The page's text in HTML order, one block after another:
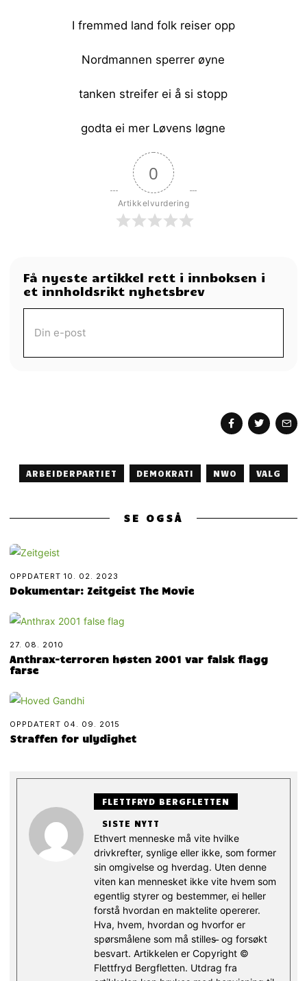
I fremmed land folk reiser opp
Nordmannen sperrer øyne
tanken streifer ei å si stopp
godta ei mer Løvens løgne
0
Artikkelvurdering
Få nyeste artikkel rett i innboksen i
et innholdsrikt nyhetsbrev
ARBEIDERPARTIET DEMOKRATI NWO VALG
SE OGSÅ
OPPDATERT10. 02. 2023
Dokumentar: Zeitgeist The Movie
27. 08. 2010
Anthrax-terroren høsten 2001 var falsk flagg
farse
OPPDATERT 04. 09. 2015
Straffen for ulydighet
FLETTFRYD BERGFLETTEN
SISTE NYTT
Ethvert menneske må vite hvilke
drivkrefter, synlige eller ikke, som former
sin omgivelse og hverdag. Uten denne
viten kan mennesket ikke vite hvem som
egentlig styrer og bestemmer, ei heller
forstå hvordan en maktelite opererer.
Hva, hvem, hvordan og hvorfor er
spørsmålene som må stilles ̶ og forsøkt
besvart. Artikkelen er Copyright ©
Flettfryd Bergfletten. Utdrag fra